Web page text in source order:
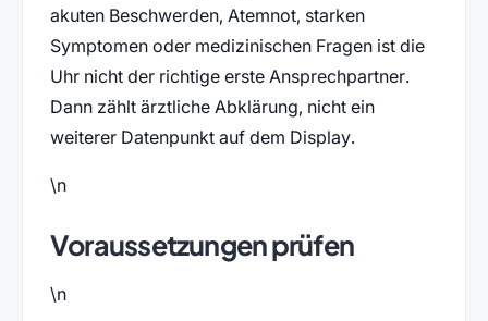
akuten Beschwerden, Atemnot, starken
Symptomen oder medizinischen Fragen ist die
Uhr nicht der richtige erste Ansprechpartner.
Dann zählt ärztliche Abklärung, nicht ein
weiterer Datenpunkt auf dem Display.
\n
Voraussetzungen prüfen
\n